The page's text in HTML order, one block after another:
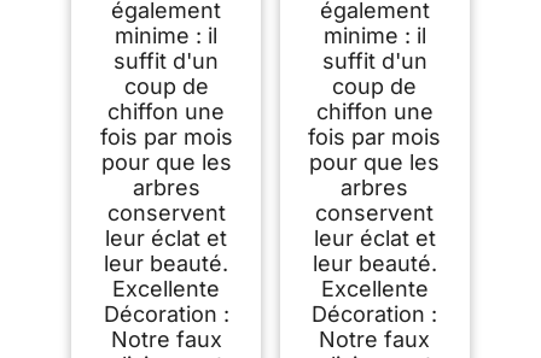
également
minime : il
suffit d'un
coup de
chiffon une
fois par mois
pour que les
arbres
conservent
leur éclat et
leur beauté.
Excellente
Décoration :
Notre faux
également
minime : il
suffit d'un
coup de
chiffon une
fois par mois
pour que les
arbres
conservent
leur éclat et
leur beauté.
Excellente
Décoration :
Notre faux